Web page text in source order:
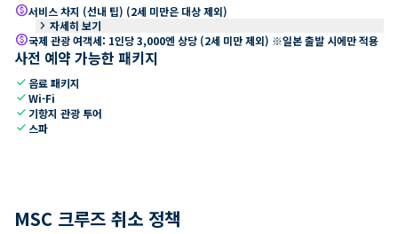
paid서비스 차지 (선내 팁) (2세 미만은 대상 제외)
keyboard_arrow_right 자세히 보기
paid국제 관광 여객세: 1인당 3,000엔 상당 (2세 미만 제외) ※일본 출발 시에만 적용
사전 예약 가능한 패키지
check 음료 패키지
checkWi-Fi
check 기항지 관광 투어
check 스파
MSC 크루즈 취소 정책